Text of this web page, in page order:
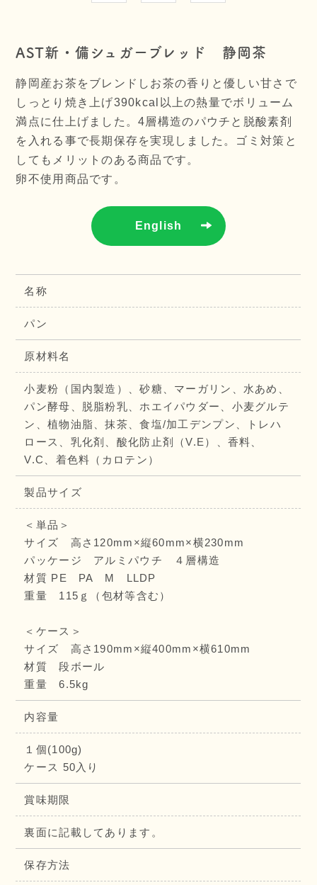
AST新・備シュガーブレッド 静岡茶
静岡産お茶をブレンドしお茶の香りと優しい甘さで
しっとり焼き上げ390kcal以上の熱量でボリューム
満点に仕上げました。4層構造のパウチと脱酸素剤
を入れる事で長期保存を実現しました。ゴミ対策と
してもメリットのある商品です。
卵不使用商品です。
English
名称
パン
原材料名
小麦粉（国内製造）、砂糖、マーガリン、水あめ、
パン酵母、脱脂粉乳、ホエイパウダー、小麦グルテ
ン、植物油脂、抹茶、食塩/加工デンプン、トレハ
ロース、乳化剤、酸化防止剤（V.E）、香料、
V.C、着色料（カロテン）
製品サイズ
＜単品＞
サイズ 高さ120mm×縦60mm×横230mm
パッケージ アルミパウチ ４層構造
材質 PE PA M LLDP
重量 115ｇ（包材等含む）
＜ケース＞
サイズ 高さ190mm×縦400mm×横610mm
材質 段ボール
重量 6.5kg
内容量
１個(100g)
ケース 50入り
賞味期限
裏面に記載してあります。
保存方法